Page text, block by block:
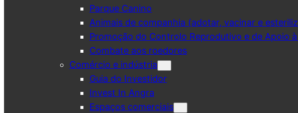
Parque Canino
Animais de companhia (adotar, vacinar e
Promoção do Controlo Reprodutivo e de Apoio
Combate aos roedores
Comércio e indústria
Guia do Investidor
Invest In Angra
Espaços comerciais